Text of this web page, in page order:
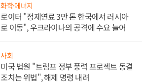
화학·에너지
로이터 "정제연료 3만 톤 한국에서 러시아
로 이동", 우크라이나의 공격에 수요 늘어
사회
미국 법원 "트럼프 정부 풍력 프로젝트 동결
조치는 위법", 해제 명령 내려